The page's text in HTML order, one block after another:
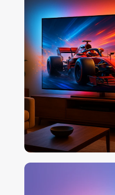
Ende
der
Bildgalerie
springen